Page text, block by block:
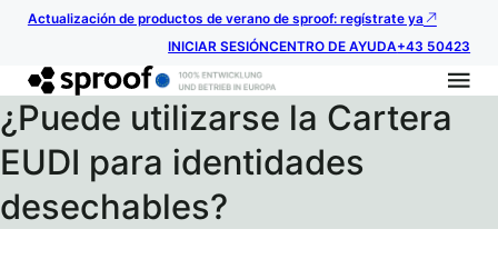
Actualización de productos de verano de sproof: regístrate ya
INICIAR SESIÓNCENTRO DE AYUDA+43 50423
¿Puede utilizarse la Cartera
EUDI para identidades
desechables?